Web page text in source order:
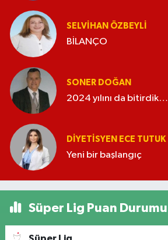
SELVIHAN ÖZBEYLI
BİLANÇO
SONER DOĞAN
2024 yılını da bitirdik…
DIYETISYEN ECE TUTUK
Yeni bir başlangıç
Süper Lig Puan Durumu